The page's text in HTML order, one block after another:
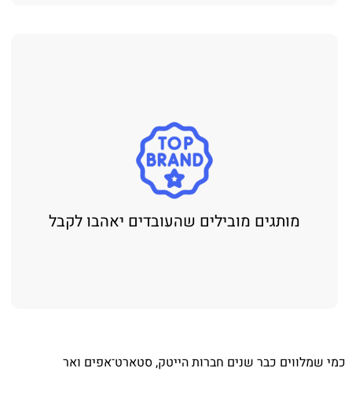
מותגים מובילים שהעובדים יאהבו לקבל
שמלווים כבר שנים חברות הייטק, סטארט־אפים ואר